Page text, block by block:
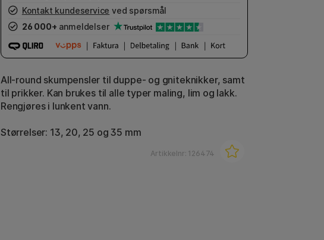
Kontakt kundeservice ved spørsmål
26 000+ anmeldelser
All-round skumpensler til duppe- og gniteknikker, samt
til prikker. Kan brukes til alle typer maling, lim og lakk.
Rengjøres i lunkent vann.
Størrelser: 13, 20, 25 og 35 mm
Artikkelnr: 126474